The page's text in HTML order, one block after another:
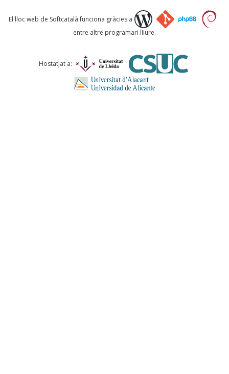
Què proposeu?
Comentari *
El lloc web de Softcatalà funciona gràcies a
entre altre programari lliure.
Hostatjat a: